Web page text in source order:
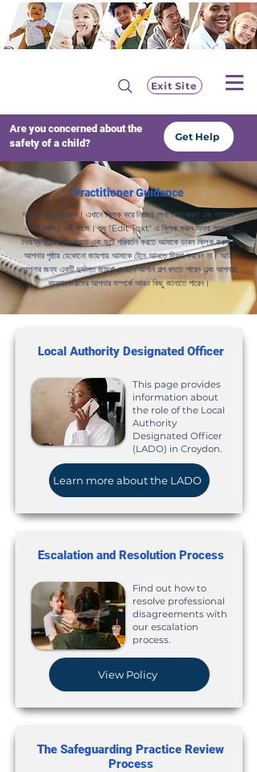
Exit Site
Are you concerned about the
safety of a child?
Get Help
Practitioner Guidance
আমি একটা অনুচ্ছেদ। এখানে ক্লিক করে নিজের লেখা যোগ করুন এবং আমাকে
এডিট করুন। এটা সহজ। শুধু "Edit Text" এ ক্লিক করুন অথবা আপনার
নিজস্ব কন্টেন্ট যোগ করতে এবং ফন্টে পরিবর্তন করতে আমাকে ডাবল ক্লিক করুন।
আপনার পৃষ্ঠায় যেকোনো জায়গায় আমাকে টেনে আনতে দ্বিধা করবেন না। আমি
আপনার জন্য একটি দুর্দান্ত জায়গা যেখানে আপনি গল্প বলতে পারেন এবং আপনার
ব্যবহারকারীদের আপনার সম্পর্কে আরও কিছু জানাতে পারেন।
Local Authority Designated Officer
This page provides
information about
the role of the Local
Authority
Designated Officer
(LADO) in Croydon.
Learn more about the LADO
Escalation and Resolution Process
Find out how to
resolve professional
disagreements with
our escalation
process.
View Policy
The Safeguarding Practice Review
Process